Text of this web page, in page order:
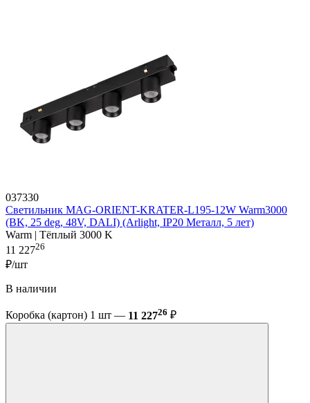
037330
Светильник MAG-ORIENT-KRATER-L195-12W Warm3000
(BK, 25 deg, 48V, DALI) (Arlight, IP20 Металл, 5 лет)
Warm | Тёплый 3000 K
11 22726
₽/шт
В наличии
Коробка (картон) 1 шт — 11 22726 ₽